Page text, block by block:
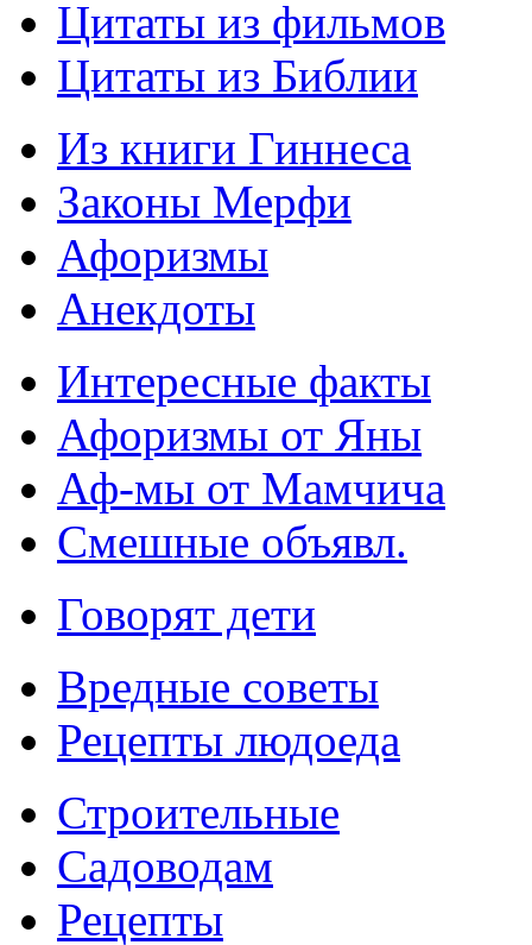
Цитаты из фильмов
Цитаты из Библии
Из книги Гиннеса
Законы Мерфи
Афоризмы
Анекдоты
Интересные факты
Афоризмы от Яны
Аф-мы от Мамчича
Смешные объявл.
Говорят дети
Вредные советы
Рецепты людоеда
Строительные
Садоводам
Рецепты